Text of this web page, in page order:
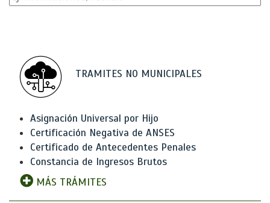
TRAMITES NO MUNICIPALES
Asignación Universal por Hijo
Certificación Negativa de ANSES
Certificado de Antecedentes Penales
Constancia de Ingresos Brutos
MÁS TRÁMITES